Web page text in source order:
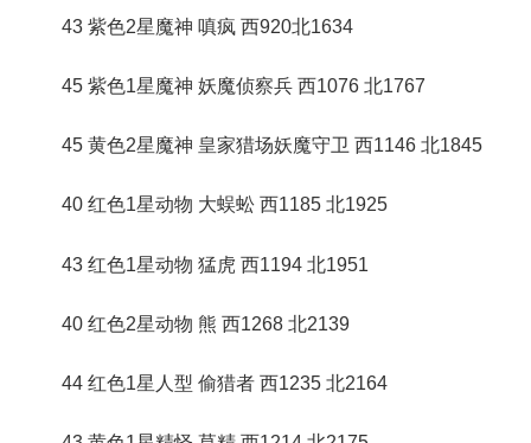
43 紫色2星魔神 嗔疯 西920北1634
45 紫色1星魔神 妖魔侦察兵 西1076 北1767
45 黄色2星魔神 皇家猎场妖魔守卫 西1146 北1845
40 红色1星动物 大蜈蚣 西1185 北1925
43 红色1星动物 猛虎 西1194 北1951
40 红色2星动物 熊 西1268 北2139
44 红色1星人型 偷猎者 西1235 北2164